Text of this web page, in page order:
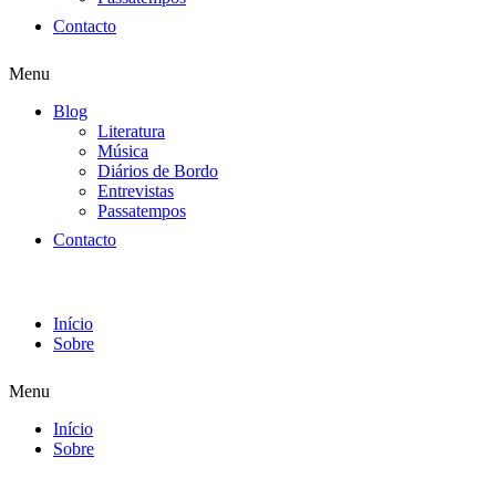
Contacto
Menu
Blog
Literatura
Música
Diários de Bordo
Entrevistas
Passatempos
Contacto
Início
Sobre
Menu
Início
Sobre